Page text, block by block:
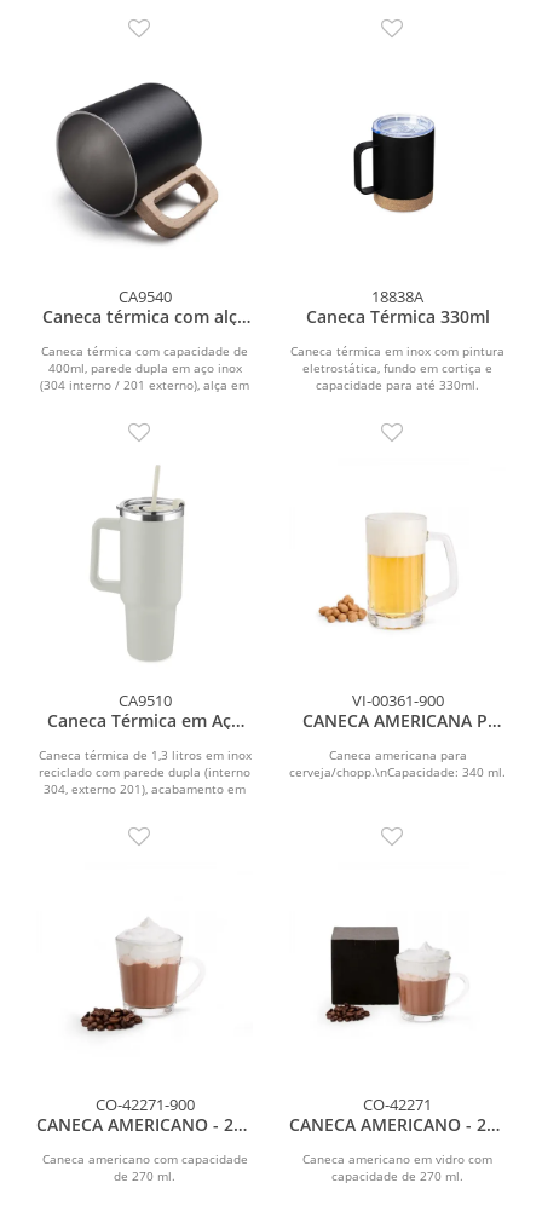
CA9540
Caneca térmica com alça
Caneca térmica com capacidade de
400ml, parede dupla em aço inox
(304 interno / 201 externo), alça em
18838A
Caneca Térmica 330ml
Caneca térmica em inox com pintura
eletrostática, fundo em cortiça e
capacidade para até 330ml.
CA9510
Caneca Térmica em Aço
Caneca térmica de 1,3 litros em inox
reciclado com parede dupla (interno
304, externo 201), acabamento em
VI-00361-900
CANECA AMERICANA P/
Caneca americana para
cerveja/chopp.\nCapacidade: 340 ml.
CO-42271-900
CANECA AMERICANO - 270
Caneca americano com capacidade
de 270 ml.
CO-42271
CANECA AMERICANO - 270
Caneca americano em vidro com
capacidade de 270 ml.